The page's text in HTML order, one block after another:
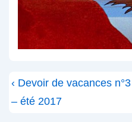
Navigation
de
l’article
Previous
Post
‹ Devoir de vacances n°3
– été 2017